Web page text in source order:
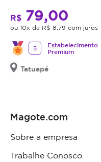
R$ 79,00
ou 10x de R$ 8,79 com juros
5
Estabelecimento
Premium
Tatuapé
Magote.com
Sobre a empresa
Trabalhe Conosco